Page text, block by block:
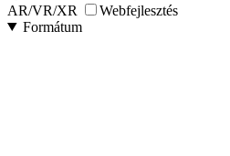
AR/VR/XR
Webfejlesztés
Formátum